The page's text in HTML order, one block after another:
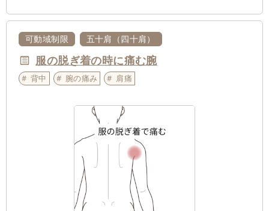
可動域制限 五十肩（四十肩）
服の脱ぎ着の時に痛む腕
背中 腕の痛み 肩痛